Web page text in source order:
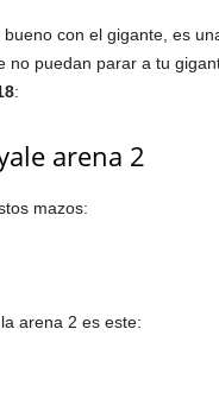
con el gigante, es
puedan parar a tu
:
arena 2
mazos:
arena 2 es este: